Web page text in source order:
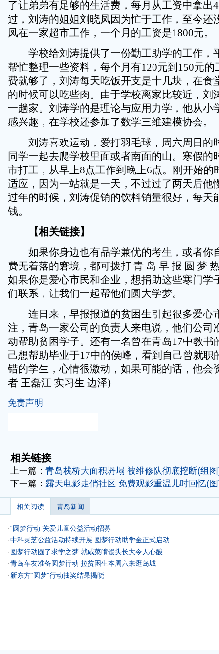
了让弟弟有足够的生活费，每月从工资中拿出
过，刘涛的姐姐刘晓凤因为忙于工作，至今还
凤在一家超市工作，一个月的工资是1800元。
学校给刘涛提供了一份勤工助学的工作，
帮忙整理一些资料，每个月有120元到150元的
费就够了，刘涛每天吃饭开支是十几块，在食
的时候可以吃些肉。由于学校离家比较近，刘
一趟家。刘涛学的是理论与应用力学，他从小
感兴趣，在学校还参加了数学三维建模协会。
刘涛喜欢运动，爱打羽毛球，周六周日的
同学一起去爬学校里面或者南面的山。寒假的
市打工，从早上8点工作到晚上6点。刚开始的
适应，因为一站就是一天，不过过了两天后他
过年的时候，刘涛促销的饮料销量很好，每天
钱。
【相关链接】
如果你身边也有品学兼优的考生，或者你
费无着落的窘境，都可拨打 青 岛 早 报 圆 梦
如果你是爱心市民和企业，想捐助这些寒门学
们联系，让我们一起帮他们圆大学梦。
连日来，早报报道的贫困生引起很多爱心
注，青岛一家公司的负责人来电说，他们公司
动帮助贫困学子。还有一名曾在青岛17中教书
己想帮助毕业于17中的侯峰，看到自己曾就职
错的学生，心情很激动，如果可能的话，他会
者 王磊江 实习生 边泽)
免责声明
-
相关链接
上一篇： 青岛栈桥大面积坍塌 被维修队彻底挖断(组
下一篇： 露天电影走俏社区 免费观影重温儿时回忆(
相关阅读 青岛新闻
·“圆梦行动”关爱儿童公益活动招募
·中科灵芝公益活动持续开展 圆梦行动助学金正式启动
·圆梦行动圆了求学之梦 就咸菜啃馒头长大令人心酸
·青岛车友准备圆梦行动 拉贫困生本周六来逛岛城
·新东方“圆梦”行动抽奖结果揭晓